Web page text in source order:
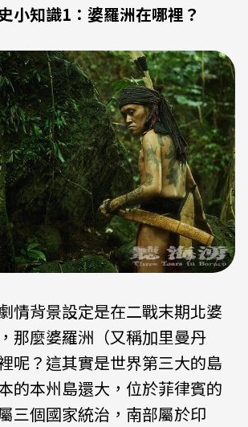
小知識1：婆羅洲在哪裡？
情背景設定是在二戰末期北婆
那麼婆羅洲（又稱加里曼丹
呢？這其實是世界第三大的島
的本州島還大，位於菲律賓的
三個國家統治，南部屬於印